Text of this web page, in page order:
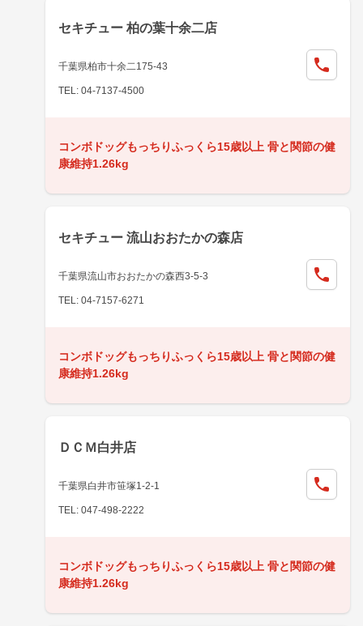
セキチュー 柏の葉十余二店
千葉県柏市十余二175-43
TEL: 04-7137-4500
コンボドッグもっちりふっくら15歳以上 骨と関節の健
康維持1.26kg
セキチュー 流山おおたかの森店
千葉県流山市おおたかの森西3-5-3
TEL: 04-7157-6271
コンボドッグもっちりふっくら15歳以上 骨と関節の健
康維持1.26kg
ＤＣＭ白井店
千葉県白井市笹塚1-2-1
TEL: 047-498-2222
コンボドッグもっちりふっくら15歳以上 骨と関節の健
康維持1.26kg